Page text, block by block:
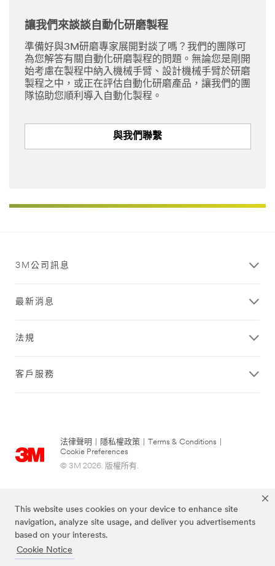
This website uses cookies on your device to enhance site
navigation, analyze site usage, and deliver you advertisements
based on your interests.
Cookie Notice
讓我們來談談自動化研磨製程
準備好與3M研磨專家展開對談了嗎？我們的團隊可
為您解答有關自動化研磨製程的問題。無論您是剛開
始考慮在製程中納入機械手臂、設計機械手臂於研磨
製程之中，或正在評估自動化研磨產品，讓我們的團
隊協助您順利導入自動化製程。
與我們聯繫
3M公司訊息
最新消息
法規
客戶服務
法律聲明 隱私權政策 Terms & Conditions
Cookie Preferences
© 3M 2026. 版權所有.